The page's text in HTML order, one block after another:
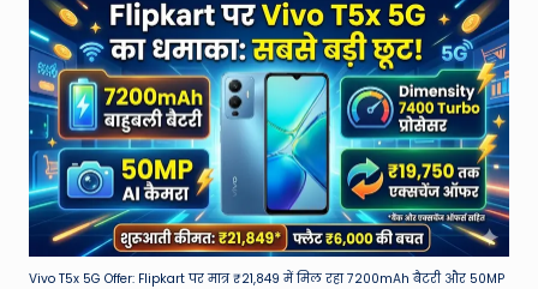
Vivo T5x 5G Offer: Flipkart पर मात्र ₹21,849 में मिल रहा 7200mAh बैटरी और 50MP